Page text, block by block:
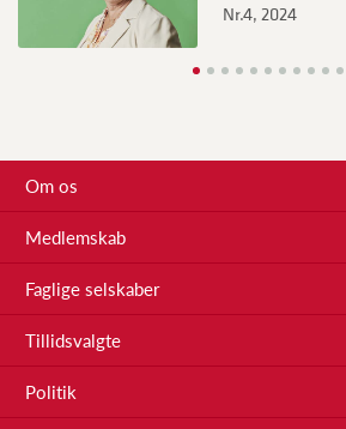
Nr.4, 2024
Om os
Medlemskab
Faglige selskaber
Tillidsvalgte
Politik